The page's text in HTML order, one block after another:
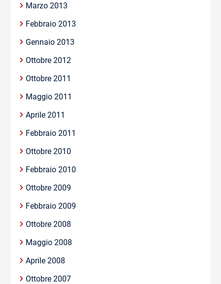
Marzo 2013
Febbraio 2013
Gennaio 2013
Ottobre 2012
Ottobre 2011
Maggio 2011
Aprile 2011
Febbraio 2011
Ottobre 2010
Febbraio 2010
Ottobre 2009
Febbraio 2009
Ottobre 2008
Maggio 2008
Aprile 2008
Ottobre 2007